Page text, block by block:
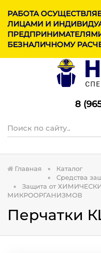
РАБОТА
ЛИЦАМИ И
БЕЗНАЛИЧНОМУ
8
Главная
Каталог
Средства
Защита от
МИКРООРГАНИЗМОВ
Перчатки